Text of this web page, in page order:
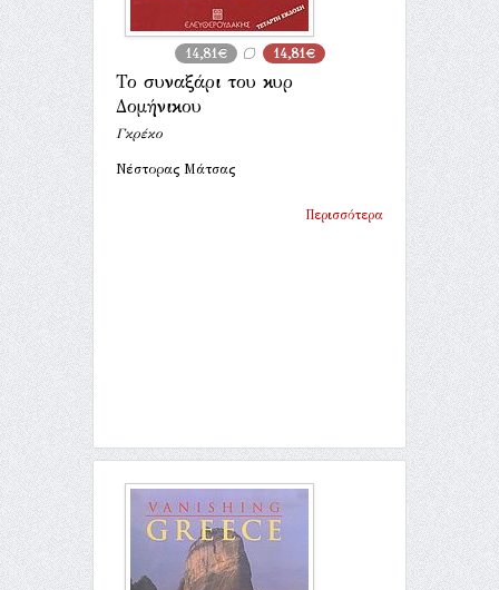
14,81€ 14,81€
Το συναξάρι του κυρ
Δομήνικου
Γκρέκο
Νέστορας Μάτσας
Περισσότερα